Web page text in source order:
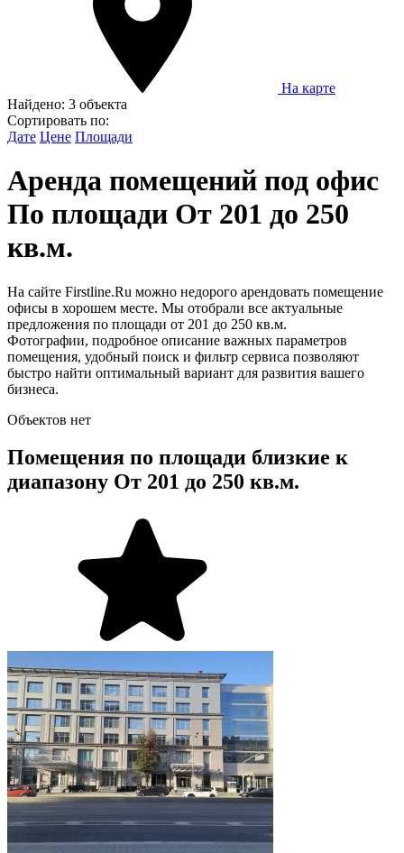
На карте
Найдено: 3 объекта
Сортировать по:
Дате Цене Площади
Аренда помещений под офис
По площади От 201 до 250
кв.м.
На сайте Firstline.Ru можно недорого арендовать помещение
офисы в хорошем месте. Мы отобрали все актуальные
предложения по площади от 201 до 250 кв.м.
Фотографии, подробное описание важных параметров
помещения, удобный поиск и фильтр сервиса позволяют
быстро найти оптимальный вариант для развития вашего
бизнеса.
Объектов нет
Помещения по площади близкие к
диапазону От 201 до 250 кв.м.